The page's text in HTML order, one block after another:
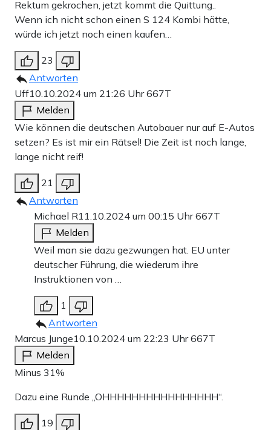
Rektum gekrochen, jetzt kommt die Quittung..
Wenn ich nicht schon einen S 124 Kombi hätte,
würde ich jetzt noch einen kaufen…
23
Antworten
Uff10.10.2024 um 21:26 Uhr667T
Melden
Wie können die deutschen Autobauer nur auf E-Autos
setzen? Es ist mir ein Rätsel! Die Zeit ist noch lange,
lange nicht reif!
21
Antworten
Michael R11.10.2024 um 00:15 Uhr667T
Melden
Weil man sie dazu gezwungen hat. EU unter
deutscher Führung, die wiederum ihre
Instruktionen von …
1
Antworten
Marcus Junge10.10.2024 um 22:23 Uhr667T
Melden
Minus 31%
Dazu eine Runde „OHHHHHHHHHHHHHHHH“.
19